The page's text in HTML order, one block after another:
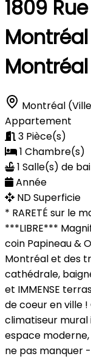
1809
Montréal
Appartement
3 Pièce(s)
1 Chambre(s)
1 Salle(s) de
Année
NDSuperficie
* RARETÉ sur le
***LIBRE***
coin Papineau &
Montréal et des
cathédrale,
et IMMENSE
de coeur en ville
climatiseur
espace moderne,
ne pas manquer